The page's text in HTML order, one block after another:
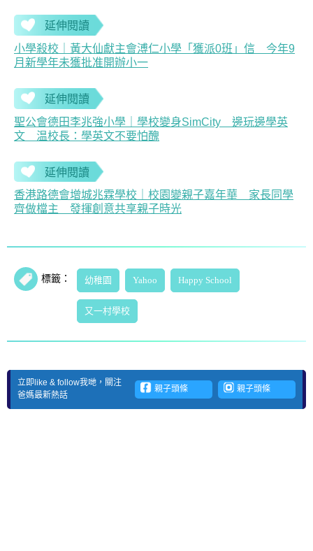
延伸閱讀
小學殺校｜黃大仙獻主會溥仁小學「獲派0班」信 今年9
月新學年未獲批准開辦小一
延伸閱讀
聖公會德田李兆強小學｜學校變身SimCity 邊玩邊學英
文 温校長：學英文不要怕醜
延伸閱讀
香港路德會增城兆霖學校｜校園變親子嘉年華 家長同學
齊做檔主 發揮創意共享親子時光
標籤： 幼稚園 Yahoo Happy School
又一村學校
立即like & follow我哋，關注
爸媽最新熱話
親子頭條 親子頭條